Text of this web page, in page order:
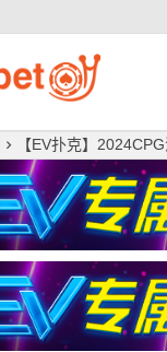
【EV扑克】